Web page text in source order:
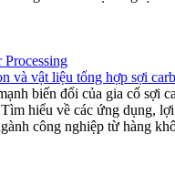
và vật liệu tổng hợp sợi
biến đổi của gia cố sợi
hiểu về các ứng dụng,
công nghiệp từ hàng